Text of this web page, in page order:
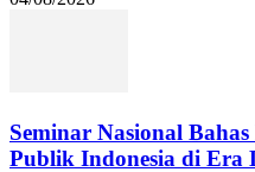
Seminar Nasional
Publik Indonesia di Era